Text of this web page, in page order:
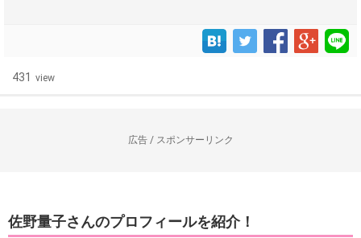
431 view
広告 / スポンサーリンク
佐野量子さんのプロフィールを紹介！